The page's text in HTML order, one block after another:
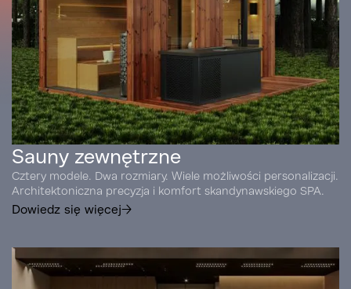
Sauny zewnętrzne
Cztery modele. Dwa rozmiary. Wiele możliwości personalizacji.
Architektoniczna precyzja i komfort skandynawskiego SPA.
Dowiedz się więcej